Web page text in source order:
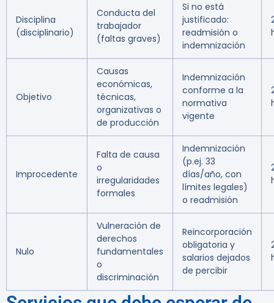
Disciplina
(disciplinario)
Conducta del
trabajador
(faltas graves)
Si no está
justificado:
readmisión o
indemnización
Objetivo
Causas
económicas,
técnicas,
organizativas o
de producción
Indemnización
conforme a la
normativa
vigente
Improcedente
Falta de causa
o
irregularidades
formales
Indemnización
(p.ej. 33
días/año, con
límites legales)
o readmisión
Nulo
Vulneración de
derechos
fundamentales
o
discriminación
Reincorporación
obligatoria y
salarios dejados
de percibir